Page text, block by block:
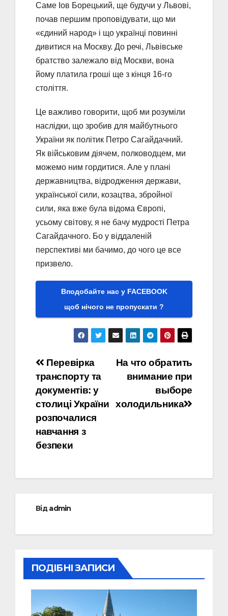
Саме Іов Борецький, ще будучи у Львові,
почав першим проповідувати, що ми
«єдиний народ» і що українці повинні
дивитися на Москву. До речі, Львівське
братство залежало від Москви, вона
йому платила гроші ще з кінця 16-го
століття.
Це важливо говорити, щоб ми розуміли
наслідки, що зробив для майбутнього
України як політик Петро Сагайдачний.
Як військовим діячем, полководцем, ми
можемо ним гордитися. Але у плані
державництва, відродження держави,
української сили, козацтва, збройної
сили, яка вже була відома Європі,
усьому світову, я не бачу мудрості Петра
Сагайдачного. Бо у віддаленій
перспективі ми бачимо, до чого це все
призвело.
Вподобайте нас у FACEBOOK
щоб нічого не пропускати ?
Навігація
записів
На что обратить
внимание при
выборе
холодильника
Перевірка
транспорту та
документів: у
столиці України
розпочалися
навчання з
безпеки
Відadmin
ПОДІБНІ ЗАПИСИ